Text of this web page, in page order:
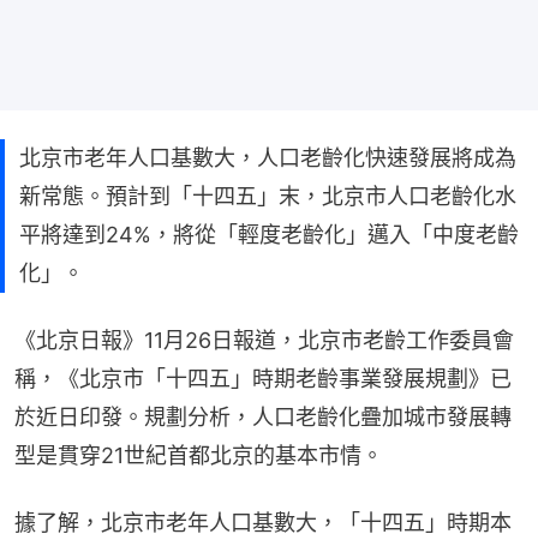
北京市老年人口基數大，人口老齡化快速發展將成為
新常態。預計到「十四五」末，北京市人口老齡化水
平將達到24%，將從「輕度老齡化」邁入「中度老齡
化」。
《北京日報》11月26日報道，北京市老齡工作委員會
稱，《北京市「十四五」時期老齡事業發展規劃》已
於近日印發。規劃分析，人口老齡化疊加城市發展轉
型是貫穿21世紀首都北京的基本市情。
據了解，北京市老年人口基數大，「十四五」時期本